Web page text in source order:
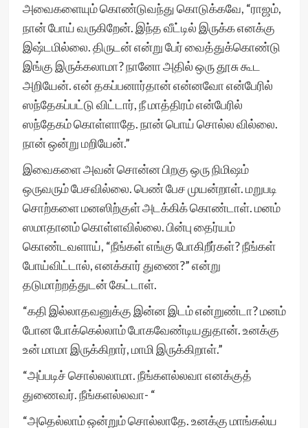
அவைகளையும் கொண்டுவந்து கொடுக்கவே, “ராஜம்,
நான் போய் வருகிறேன். இந்த வீட்டில் இருக்க எனக்கு
இஷ்டமில்லை. திருடன் என்று பேர் வைத்துக்கொண்டு
இங்கு இருக்கலாமா? நானோ அதில் ஒரு தூசு கூட
அறியேன். என் தகப்பனார்தான் என்னவோ என்பேரில்
ஸந்தேகப்பட்டு விட்டார், நீ மாத்திரம் என்பேரில்
ஸந்தேகம் கொள்ளாதே. நான் பொய் சொல்ல வில்லை.
நான் ஒன்று மறியேன்.”
இவைகளை அவன் சொன்ன பிறகு ஒரு நிமிஷம்
ஒருவரும் பேசவில்லை. பெண் பேச முயன்றாள். மறுபடி
சொற்களை மனஸிற்குள் அடக்கிக் கொண்டாள். மனம்
ஸமாதானம் கொள்ளவில்லை. பின்பு தைர்யம்
கொண்டவளாய், “நீங்கள் எங்கு போகிறீர்கள்? நீங்கள்
போய்விட்டால், எனக்கார் துணை?” என்று
தடுமாற்றத்துடன் கேட்டாள்.
“கதி இல்லாதவனுக்கு இன்ன இடம் என்றுண்டா? மனம்
போன போக்கெல்லாம் போகவேண்டியதுதான். உனக்கு
உன் மாமா இருக்கிறார், மாமி இருக்கிறாள்.”
“அப்படிச் சொல்லலாமா. நீங்களல்லவா எனக்குத்
துணைவர். நீங்களல்லவா- “
“அதெல்லாம் ஒன்றும் சொல்லாதே. உனக்கு மாங்கல்ய